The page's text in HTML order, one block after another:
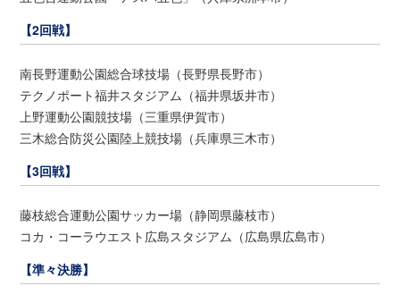
【2回戦】
南長野運動公園総合球技場（長野県長野市）
テクノポート福井スタジアム（福井県坂井市）
上野運動公園競技場（三重県伊賀市）
三木総合防災公園陸上競技場（兵庫県三木市）
【3回戦】
藤枝総合運動公園サッカー場（静岡県藤枝市）
コカ・コーラウエスト広島スタジアム（広島県広島市）
【準々決勝】